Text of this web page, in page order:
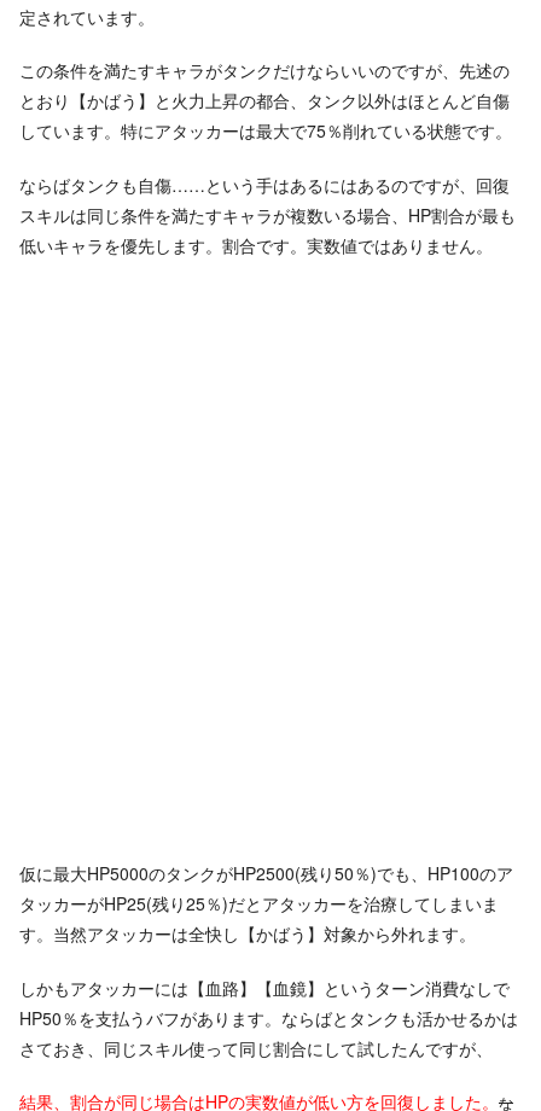
定されています。
この条件を満たすキャラがタンクだけならいいのですが、先述の
とおり【かばう】と火力上昇の都合、タンク以外はほとんど自傷
しています。特にアタッカーは最大で75％削れている状態です。
ならばタンクも自傷……という手はあるにはあるのですが、回復
スキルは同じ条件を満たすキャラが複数いる場合、HP割合が最も
低いキャラを優先します。割合です。実数値ではありません。
仮に最大HP5000のタンクがHP2500(残り50％)でも、HP100のア
タッカーがHP25(残り25％)だとアタッカーを治療してしまいま
す。当然アタッカーは全快し【かばう】対象から外れます。
しかもアタッカーには【血路】【血鏡】というターン消費なしで
HP50％を支払うバフがあります。ならばとタンクも活かせるかは
さておき、同じスキル使って同じ割合にして試したんですが、
結果、割合が同じ場合はHPの実数値が低い方を回復しました。 な